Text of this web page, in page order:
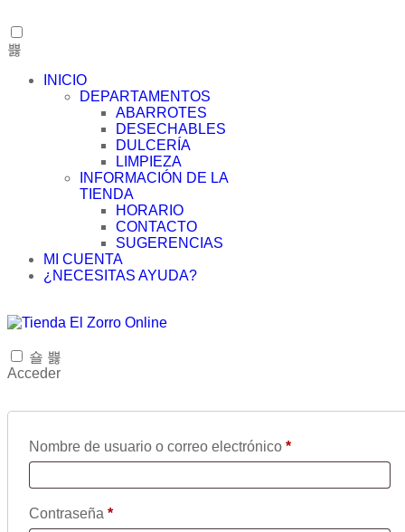
INICIO
DEPARTAMENTOS
ABARROTES
DESECHABLES
DULCERÍA
LIMPIEZA
INFORMACIÓN DE LA
TIENDA
HORARIO
CONTACTO
SUGERENCIAS
MI CUENTA
¿NECESITAS AYUDA?
Acceder
Nombre de usuario o correo electrónico *
Contraseña *